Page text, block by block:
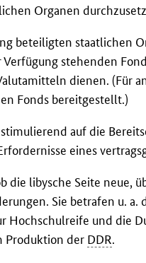
Organen
beteiligten staatlichen
stehenden
dienen. (Für
Fonds bereitgestellt.)
auf die
eines
die libysche Seite neue,
Sie betrafen u.
Hochschulreife und die
Produktion der DDR.